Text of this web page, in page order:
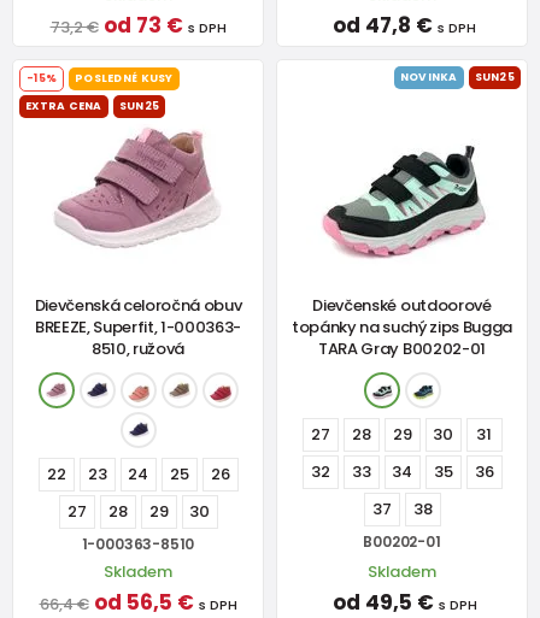
73,2 € od 73 € s DPH od 47,8 € s DPH
-15%
POSLEDNÉ KUSY
EXTRA CENA
SUN25
Dievčenská celoročná obuv
BREEZE, Superfit, 1-000363-
8510, ružová
22 23 24 25
26
27
28 29 30
1-000363-8510
Skladem
66,4 € od 56,5 € s DPH
NOVINKA SUN25
Dievčenské outdoorové
topánky na suchý zips Bugga
TARA Gray B00202-01
27 28 29 30
31
32
33 34 35
36
37
38
B00202-01
Skladem
od 49,5 € s DPH